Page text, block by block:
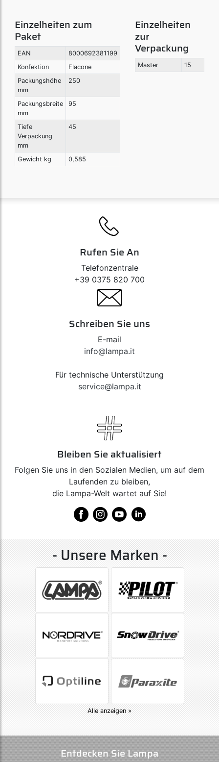
Einzelheiten zum
Paket
EAN
8000692381199
Konfektion
Flacone
Packungshöhe
mm
250
Packungsbreite
mm
95
Tiefe
Verpackung
mm
45
Gewicht kg 0,585
Einzelheiten
zur
Verpackung
Master 15
Rufen Sie An
Telefonzentrale
+39 0375 820 700
Schreiben Sie uns
E-mail
info@lampa.it
Für technische Unterstützung
service@lampa.it
Bleiben Sie aktualisiert
Folgen Sie uns in den Sozialen Medien, um auf dem
Laufenden zu bleiben,
die Lampa-Welt wartet auf Sie!
- Unsere Marken -
Alle anzeigen »
Entdecken Sie Lampa